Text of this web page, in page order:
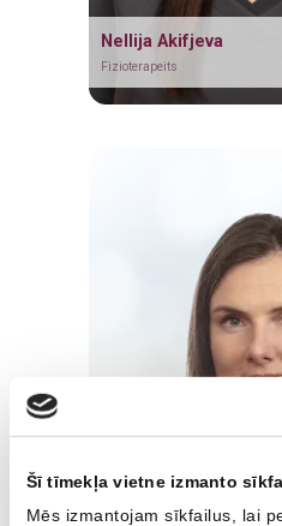
Šī tīmekļa vietne izmanto
Mēs izmantojam sīkfailus, lai
Plastikas ķirurgs
Arodārsts
Nellija Akifjeva
Fizioterapeits